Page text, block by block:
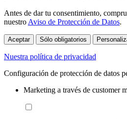
Antes de dar tu consentimiento,
nuestro Aviso de Protección de Datos.
Aceptar Sólo obligatorios
Nuestra política de privacidad
Configuración de protección de datos
Marketing a través de customer